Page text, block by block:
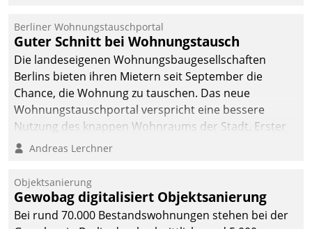
Berliner Wohnungstauschportal
Guter Schnitt bei Wohnungstausch
Die landeseigenen Wohnungsbaugesellschaften
Berlins bieten ihren Mietern seit September die
Chance, die Wohnung zu tauschen. Das neue
Wohnungstauschportal verspricht eine bessere
Nutzung des knappen Wohnraums der Stadt. Erster
Anwendungsfall für Datatrains Lösung API-Hub mit
Unternehmen.
Andreas Lerchner
Objektsanierung
Gewobag digitalisiert Objektsanierung
Bei rund 70.000 Bestandswohnungen stehen bei der